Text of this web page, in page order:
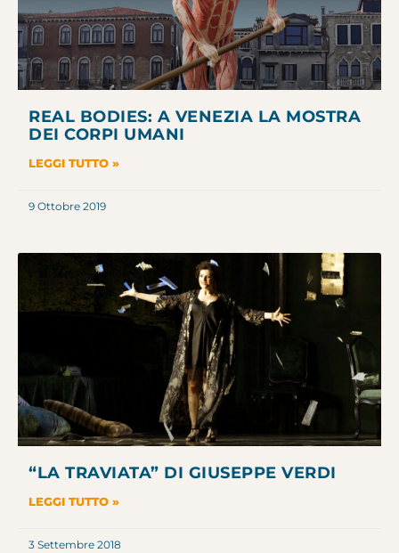
REAL BODIES: A VENEZIA LA MOSTRA
DEI CORPI UMANI
LEGGI TUTTO »
9 Ottobre 2019
“LA TRAVIATA” DI GIUSEPPE VERDI
LEGGI TUTTO »
3 Settembre 2018